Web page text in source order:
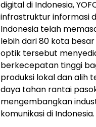
digital di Indonesia,
infrastruktur informasi
Indonesia telah
lebih dari 80 kota
optik tersebut
berkecepatan tinggi
produksi lokal dan alih
daya tahan rantai
mengembangkan
komunikasi di Indonesia.